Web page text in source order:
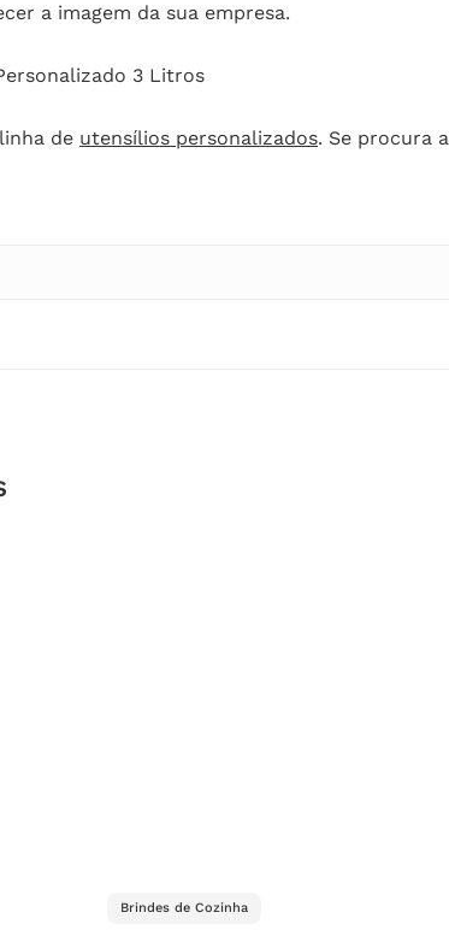
a imagem da sua empresa.
3 Litros
de utensílios personalizados. Se procura
Brindes de Cozinha